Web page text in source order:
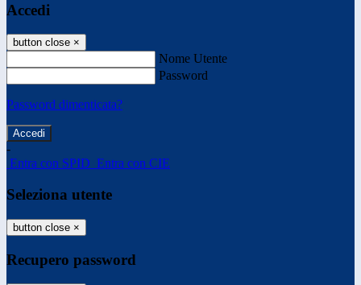
Accedi
button close ×
Nome Utente
Password
Password dimenticata?
-
Entra con SPID Entra con CIE
Seleziona utente
button close ×
Recupero password